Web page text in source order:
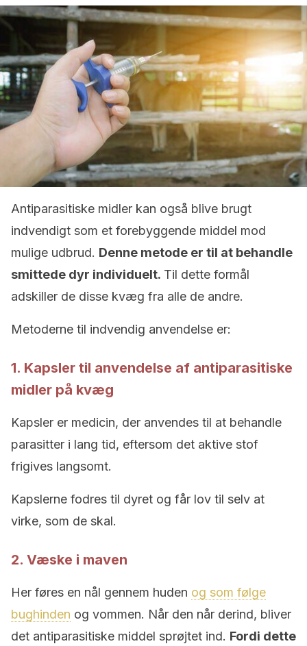
Antiparasitiske midler kan også blive brugt
indvendigt som et forebyggende middel mod
mulige udbrud. Denne metode er til at behandle
smittede dyr individuelt. Til dette formål
adskiller de disse kvæg fra alle de andre.
Metoderne til indvendig anvendelse er:
1. Kapsler til anvendelse af antiparasitiske
midler på kvæg
Kapsler er medicin, der anvendes til at behandle
parasitter i lang tid, eftersom det aktive stof
frigives langsomt.
Kapslerne fodres til dyret og får lov til selv at
virke, som de skal.
2. Væske i maven
Her føres en nål gennem huden og som følge
bughinden og vommen. Når den når derind, bliver
det antiparasitiske middel sprøjtet ind. Fordi dette